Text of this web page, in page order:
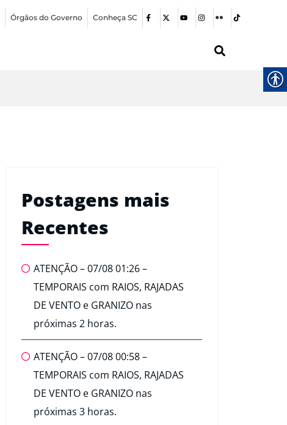
Órgãos do Governo Conheça SC
Postagens mais
Recentes
ATENÇÃO – 07/08 01:26 –
TEMPORAIS com RAIOS, RAJADAS
DE VENTO e GRANIZO nas
próximas 2 horas.
ATENÇÃO – 07/08 00:58 –
TEMPORAIS com RAIOS, RAJADAS
DE VENTO e GRANIZO nas
próximas 3 horas.